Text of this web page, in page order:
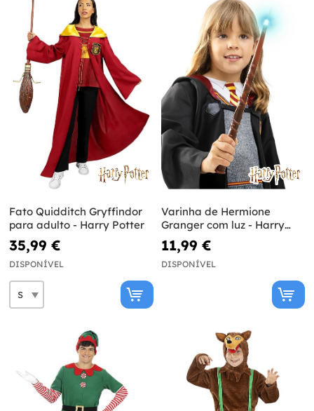
Fato Quidditch Gryffindor
para adulto - Harry Potter
35,99 €
DISPONÍVEL
Varinha de Hermione
Granger com luz - Harry
Potter
11,99 €
DISPONÍVEL